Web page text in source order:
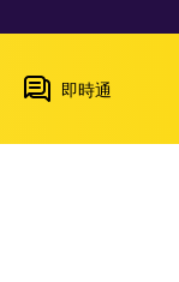
即時通